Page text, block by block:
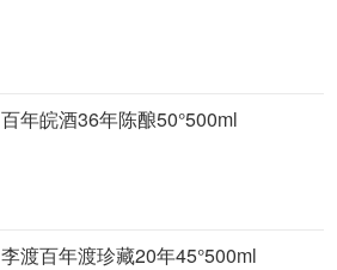
百年皖酒36年陈酿50°500ml
李渡百年渡珍藏20年45°500ml